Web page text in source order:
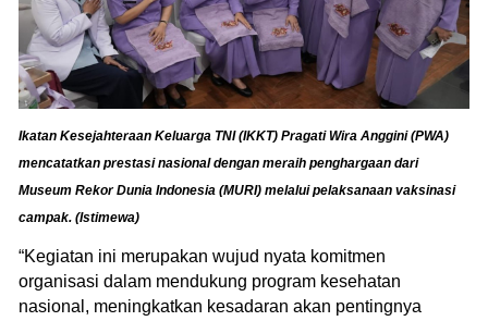
Ikatan Kesejahteraan Keluarga TNI (IKKT) Pragati Wira Anggini (PWA)
mencatatkan prestasi nasional dengan meraih penghargaan dari
Museum Rekor Dunia Indonesia (MURI) melalui pelaksanaan vaksinasi
campak. (Istimewa)
“Kegiatan ini merupakan wujud nyata komitmen
organisasi dalam mendukung program kesehatan
nasional, meningkatkan kesadaran akan pentingnya